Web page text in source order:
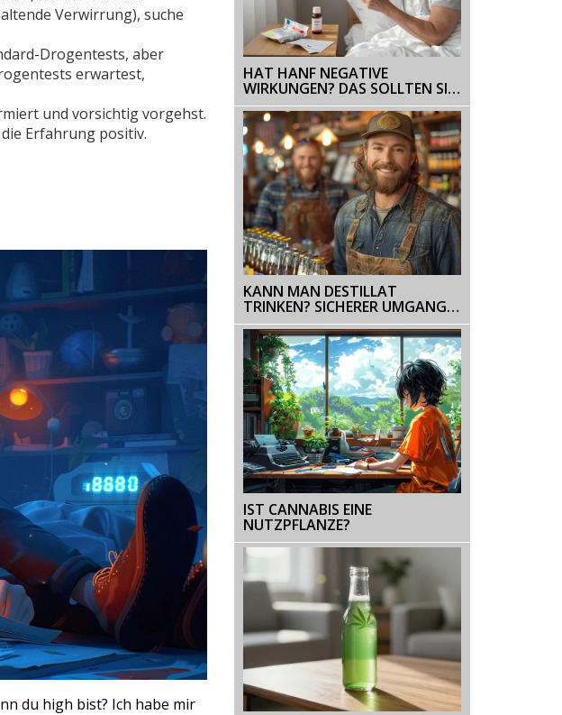
Verwirrung), suche
Drogentests, aber
erwartest,
und vorsichtig vorgehst.
Erfahrung positiv.
du high bist? Ich habe mir
HAT HANF NEGATIVE
WIRKUNGEN? DAS SOLLTEN SIE
WISSEN
KANN MAN DESTILLAT
TRINKEN? SICHERER UMGANG
MIT HOCHPROZENTIGEM
ALKOHOL
IST CANNABIS EINE
NUTZPFLANZE?